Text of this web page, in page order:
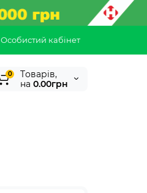
Особистий кабінет
0
Tоварів,
на 0.00грн